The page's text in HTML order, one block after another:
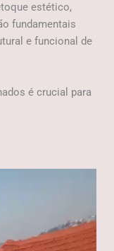
estético,
fundamentais
e funcional de
é crucial para